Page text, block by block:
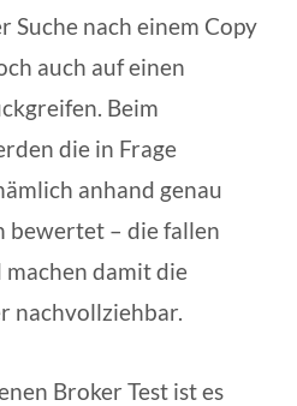
Suche nach einem Copy
auch auf einen
Beim
die in Frage
anhand genau
– die fallen
machen damit die
nachvollziehbar.
Broker Test ist es